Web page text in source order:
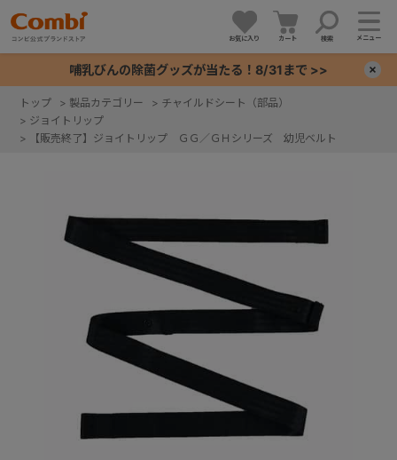
お気に入り カート 検索 メニュー
哺乳びんの除菌グッズが当たる！8/31まで >>
トップ > 製品カテゴリー > チャイルドシート（部品）
> ジョイトリップ
>
【販売終了】ジョイトリップ ＧＧ／ＧＨシリーズ 幼児ベルト